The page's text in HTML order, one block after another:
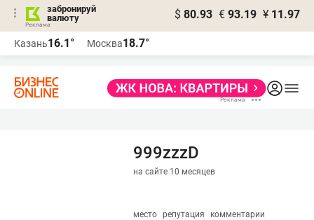
забронируй
валюту
$ 80.93 € 93.19 ¥ 11.97
Казань16.1° Москва18.7°
999zzzD
на сайте 10 месяцев
место репутация комментарии